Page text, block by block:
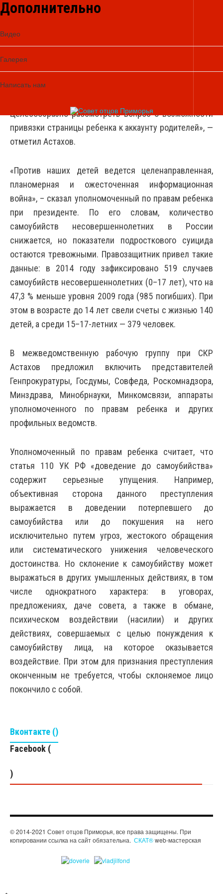
Дополнительно
Видео
Галерея
Написать нам
вред здоровью несовершеннолетних, но при этом
ответственности, заявил он. При этом Астахов
добавил, что нельзя забывать и об ответственности
родителей. «Возлагая ответственность на
социальные сети или коммуникационные компании,
Целесообразно рассмотреть вопрос о возможности
привязки страницы ребенка к аккаунту родителей», —
отметил Астахов.
«Против наших детей ведется целенаправленная,
планомерная и ожесточенная информационная
война», – сказал уполномоченный по правам ребенка
при президенте. По его словам, количество
самоубийств несовершеннолетних в России
снижается, но показатели подросткового суицида
остаются тревожными. Правозащитник привел такие
данные: в 2014 году зафиксировано 519 случаев
самоубийств несовершеннолетних (0–17 лет), что на
47,3 % меньше уровня 2009 года (985 погибших). При
этом в возрасте до 14 лет свели счеты с жизнью 140
детей, а среди 15–17-летних — 379 человек.
В межведомственную рабочую группу при СКР
Астахов предложил включить представителей
Генпрокуратуры, Госдумы, Совфеда, Роскомнадзора,
Минздрава, Минобрнауки, Минкомсвязи, аппараты
уполномоченного по правам ребенка и других
профильных ведомств.
Уполномоченный по правам ребенка считает, что
статья 110 УК РФ «доведение до самоубийства»
содержит серьезные упущения. Например,
объективная сторона данного преступления
выражается в доведении потерпевшего до
самоубийства или до покушения на него
исключительно путем угроз, жестокого обращения
или систематического унижения человеческого
достоинства. Но склонение к самоубийству может
выражаться в других умышленных действиях, в том
числе однократного характера: в уговорах,
предложениях, даче совета, а также в обмане,
психическом воздействии (насилии) и других
действиях, совершаемых с целью понуждения к
самоубийству лица, на которое оказывается
воздействие. При этом для признания преступления
оконченным не требуется, чтобы склоняемое лицо
покончило с собой.
Вконтакте ()
Facebook (
)
© 2014-2021 Совет отцов Приморья, все права защищены. При
копировании ссылка на сайт обязательна. СКАТ®web-мастерская